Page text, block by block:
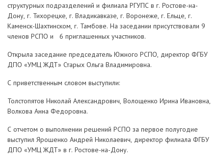
структурных подразделений и филиала РГУПС в г. Ростове-на-
Дону, г. Тихорецке, г. Владикавказе, г. Воронеже, г. Ельце, г.
Каменск-Шахтинском, г. Тамбове. На заседании присутствовали 9
членов РСПО и 6 приглашенных участников.
Открыла заседание председатель Южного РСПО, директор ФГБУ
ДПО «УМЦ ЖДТ» Старых Ольга Владимировна.
С приветственным словом выступили:
Толстопятов Николай Александрович, Волощенко Ирина Ивановна,
Волкова Анна Федоровна.
С отчетом о выполнении решений РСПО за первое полугодие
выступил Ярошенко Андрей Николаевич, директор филиала ФГБУ
ДПО «УМЦ ЖДТ» в г. Ростове-на-Дону.